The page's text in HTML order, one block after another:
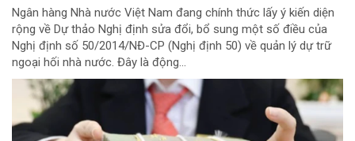
Ngân hàng Nhà nước Việt Nam đang chính thức lấy ý kiến diện
rộng về Dự thảo Nghị định sửa đổi, bổ sung một số điều của
Nghị định số 50/2014/NĐ-CP (Nghị định 50) về quản lý dự trữ
ngoại hối nhà nước. Đây là động...